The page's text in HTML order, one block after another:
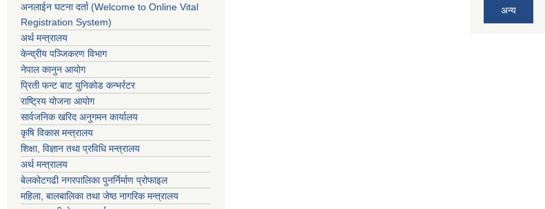
अनलाईन घटना दर्ता (Welcome to Online Vital
Registration System)
अर्थ मन्त्रालय
केन्द्रीय पञ्जिकरण विभाग
नेपाल कानुन आयोग
प्रिती फन्ट बाट युनिकोड कन्भर्रटर
राष्ट्रिय योजना आयोग
सार्वजनिक खरिद अनुगमन कार्यालय
कृषि विकास मन्त्रालय
शिक्षा, विज्ञान तथा प्रविधि मन्त्रालय
अर्थ मन्त्रालय
बेलकोटगढी नगरपालिका पुनर्निर्माण प्रोफाइल
महिला, बालबालिका तथा जेष्ठ नागरिक मन्त्रालय
अन्य